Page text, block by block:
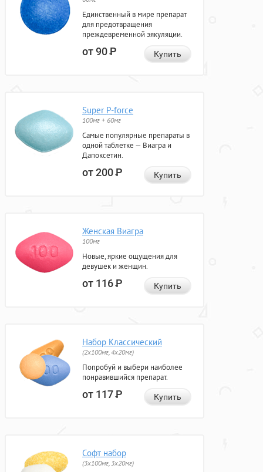
Единственный в мире препарат
для предотвращения
преждевременной эякуляции.
от 90Р Купить
Super P-force
100мг + 60мг
Самые популярные препараты в
одной таблетке — Виагра и
Дапоксетин.
от 200Р Купить
Женская Виагра
100мг
Новые, яркие ощущения для
девушек и женщин.
от 116Р Купить
Набор Классический
(2x100мг, 4x20мг)
Попробуй и выбери наиболее
понравившийся препарат.
от 117Р Купить
Софт набор
(3x100мг, 3x20мг)